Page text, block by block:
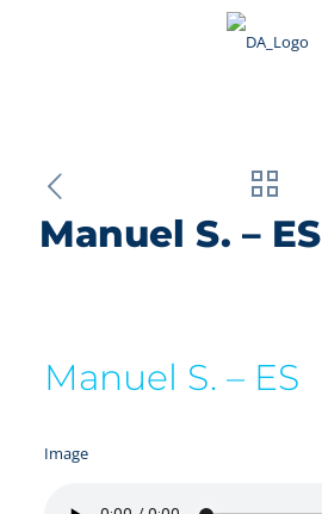
Manuel S. – ES
Manuel S. – ES
Image